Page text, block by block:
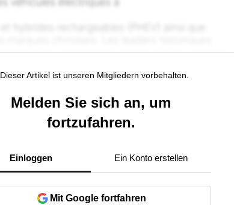
Dieser Artikel ist unseren Mitgliedern vorbehalten.
Melden Sie sich an, um
fortzufahren.
Einloggen Ein Konto erstellen
Mit Google fortfahren